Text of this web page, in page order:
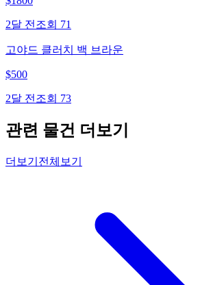
2달 전 조회 71
고야드 클러치 백 브라운
$500
2달 전 조회 73
관련 물건 더보기
더보기 전체보기